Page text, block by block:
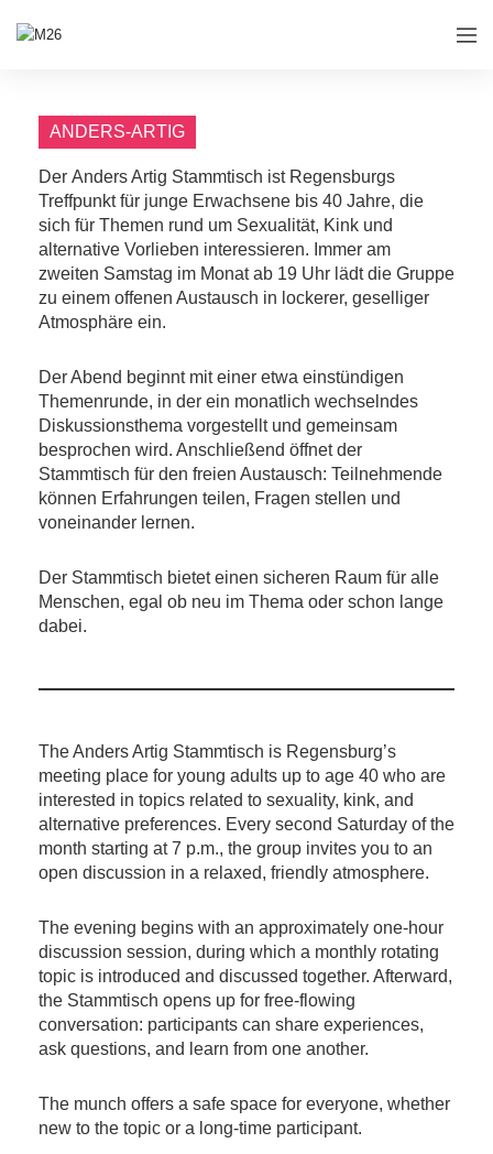
ANDERS-ARTIG
Der Anders Artig Stammtisch ist Regensburgs
Treffpunkt für junge Erwachsene bis 40 Jahre, die
sich für Themen rund um Sexualität, Kink und
alternative Vorlieben interessieren. Immer am
zweiten Samstag im Monat ab 19 Uhr lädt die Gruppe
zu einem offenen Austausch in lockerer, geselliger
Atmosphäre ein.
Der Abend beginnt mit einer etwa einstündigen
Themenrunde, in der ein monatlich wechselndes
Diskussionsthema vorgestellt und gemeinsam
besprochen wird. Anschließend öffnet der
Stammtisch für den freien Austausch: Teilnehmende
können Erfahrungen teilen, Fragen stellen und
voneinander lernen.
Der Stammtisch bietet einen sicheren Raum für alle
Menschen, egal ob neu im Thema oder schon lange
dabei.
The Anders Artig Stammtisch is Regensburg’s
meeting place for young adults up to age 40 who are
interested in topics related to sexuality, kink, and
alternative preferences. Every second Saturday of the
month starting at 7 p.m., the group invites you to an
open discussion in a relaxed, friendly atmosphere.
The evening begins with an approximately one-hour
discussion session, during which a monthly rotating
topic is introduced and discussed together. Afterward,
the Stammtisch opens up for free-flowing
conversation: participants can share experiences,
ask questions, and learn from one another.
The munch offers a safe space for everyone, whether
new to the topic or a long-time participant.